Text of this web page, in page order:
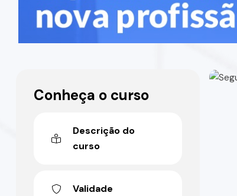
Conheça o curso
Descrição do
curso
Validade